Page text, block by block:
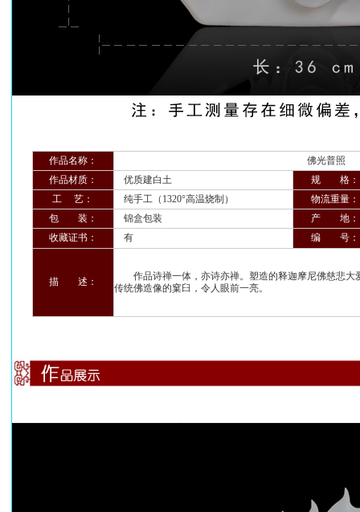
作品名称：
佛光普照
作品材质：
优质建白土
规 格：
工 艺：
纯手工（1320°高温烧制）
物流重量：
包 装：
锦盒包装
产 地：
收藏证书：
有 编 号：
描 述：
作品诗禅一体，亦诗亦禅。塑造的释迦摩尼佛慈悲大
传统佛造像的窠臼，令人眼前一亮。